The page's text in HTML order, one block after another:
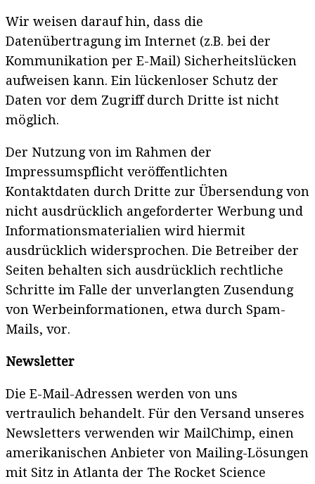
Wir weisen darauf hin, dass die
Datenübertragung im Internet (z.B. bei der
Kommunikation per E-Mail) Sicherheitslücken
aufweisen kann. Ein lückenloser Schutz der
Daten vor dem Zugriff durch Dritte ist nicht
möglich.
Der Nutzung von im Rahmen der
Impressumspflicht veröffentlichten
Kontaktdaten durch Dritte zur Übersendung von
nicht ausdrücklich angeforderter Werbung und
Informationsmaterialien wird hiermit
ausdrücklich widersprochen. Die Betreiber der
Seiten behalten sich ausdrücklich rechtliche
Schritte im Falle der unverlangten Zusendung
von Werbeinformationen, etwa durch Spam-
Mails, vor.
Newsletter
Die E-Mail-Adressen werden von uns
vertraulich behandelt. Für den Versand unseres
Newsletters verwenden wir MailChimp, einen
amerikanischen Anbieter von Mailing-Lösungen
mit Sitz in Atlanta der The Rocket Science